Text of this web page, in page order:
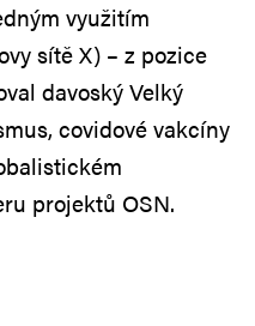
využitím
sítě X) – z pozice
davoský Velký
covidové vakcíny
projektů OSN.